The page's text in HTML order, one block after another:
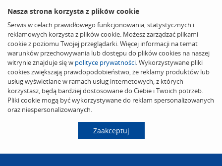
Nasza strona korzysta z plików cookie
Serwis w celach prawidłowego funkcjonowania, statystycznych i
reklamowych korzysta z plików cookie. Możesz zarządzać plikami
cookie z poziomu Twojej przeglądarki. Więcej informacji na temat
warunków przechowywania lub dostępu do plików cookies na naszej
witrynie znajduje się w polityce prywatności. Wykorzystywane pliki
cookies zwiększają prawdopodobieństwo, że reklamy produktów lub
usług wyświetlane w ramach usług internetowych, z których
korzystasz, będą bardziej dostosowane do Ciebie i Twoich potrzeb.
Pliki cookie mogą być wykorzystywane do reklam spersonalizowanych
oraz niespersonalizowanych.
Zaakceptuj